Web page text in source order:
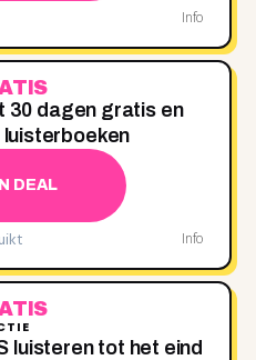
Info
30 dagen gratis en
DEAL
Info
luisteren tot het eind